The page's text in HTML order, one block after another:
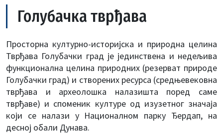
Голубачка тврђава
Просторна културно-историјска и природна целина
Тврђава Голубачки град је јединствена и недељива
функционална целина природних (резерват природе
Голубачки град) и створених ресурса (средњевековна
тврђава и археолошка налазишта поред саме
тврђаве) и споменик културе од изузетног значаја
који се налази у Националном парку Ђердап, на
десној обали Дунава.